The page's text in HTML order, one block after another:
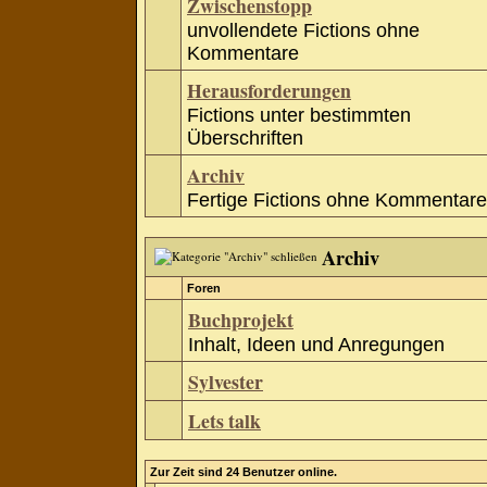
unvollendete Fictions ohne
Kommentare
Herausforderungen
Fictions unter bestimmten
Überschriften
Archiv
Fertige Fictions ohne Kommentare
Archiv
Foren
Buchprojekt
Inhalt, Ideen und Anregungen
Sylvester
Lets talk
Zur Zeit sind 24 Benutzer online.